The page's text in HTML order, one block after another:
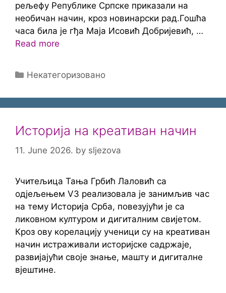
рељефу Републике Српске приказали на
необичан начин, кроз новинарски рад.Гошћа
часа била је гђа Маја Исовић Добријевић, …
Read more
Categories
Некатегоризовано
Историја на креативан начин
11. June 2026. by sljezova
Учитељица Тања Грбић Лаловић са
одјељењем V3 реализовала је занимљив час
на тему Историја Срба, повезујући је са
ликовном културом и дигиталним свијетом.
Кроз ову корелацију ученици су на креативан
начин истраживали историјске садржаје,
развијајући своје знање, машту и дигиталне
вјештине.